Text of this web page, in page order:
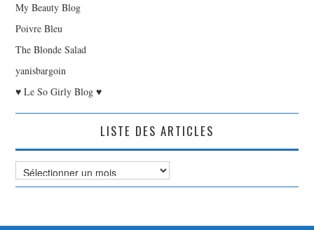
My Beauty Blog
Poivre Bleu
The Blonde Salad
yanisbargoin
♥ Le So Girly Blog ♥
LISTE DES ARTICLES
Liste
des